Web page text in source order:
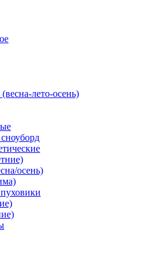
лето-осень)
осень)